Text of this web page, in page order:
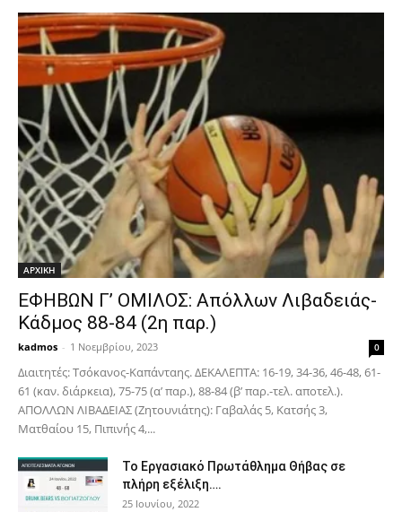
ΑΡΧΙΚΗ
ΕΦΗΒΩΝ Γ’ ΟΜΙΛΟΣ: Απόλλων Λιβαδειάς-
Κάδμος 88-84 (2η παρ.)
kadmos - 1 Νοεμβρίου, 2023 0
Διαιτητές: Τσόκανος-Καπάνταης. ΔΕΚΑΛΕΠΤΑ: 16-19, 34-36, 46-48, 61-
61 (καν. διάρκεια), 75-75 (α’ παρ.), 88-84 (β’ παρ.-τελ. αποτελ.).
ΑΠΟΛΛΩΝ ΛΙΒΑΔΕΙΑΣ (Ζητουνιάτης): Γαβαλάς 5, Κατσής 3,
Ματθαίου 15, Πιπινής 4,...
Το Εργασιακό Πρωτάθλημα Θήβας σε
πλήρη εξέλιξη….
25 Ιουνίου, 2022